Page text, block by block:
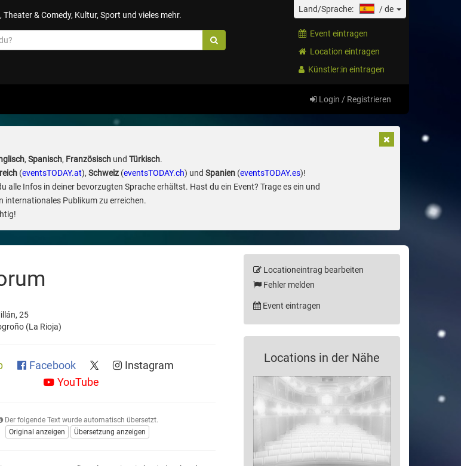
Theater & Comedy, Kultur, Sport und vieles mehr.
Land/Sprache: /de
Event eintragen
Location eintragen
Künstler:in eintragen
Login / Registrieren
, Spanisch, Französischund Türkisch.
(eventsTODAY.at), Schweiz(eventsTODAY.ch) und Spanien(eventsTODAY.es)!
Infos in deiner bevorzugten Sprache erhältst. Hast du ein Event? Trage es ein und
internationales Publikum zu erreichen.
25
(La Rioja)
Facebook
Instagram
YouTube
Der folgende Text wurde automatisch übersetzt.
Original anzeigen
Übersetzung anzeigen
Locationeintrag bearbeiten
Fehler melden
Event eintragen
Locations in der Nähe